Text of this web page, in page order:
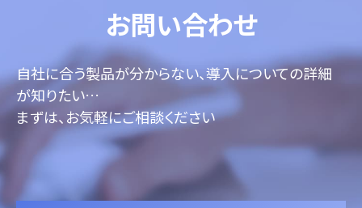
お問い合わせ
自社に合う製品が分からない、導入についての詳細
が知りたい…
まずは、お気軽にご相談ください